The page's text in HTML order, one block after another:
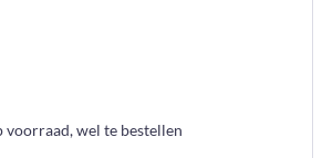
voorraad, wel te bestellen